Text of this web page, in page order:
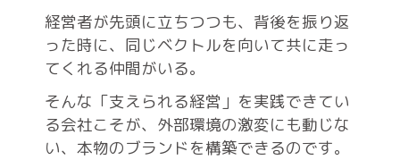
経営者が先頭に立ちつつも、背後を振り返
った時に、同じベクトルを向いて共に走っ
てくれる仲間がいる。
そんな「支えられる経営」を実践できてい
る会社こそが、外部環境の激変にも動じな
い、本物のブランドを構築できるのです。